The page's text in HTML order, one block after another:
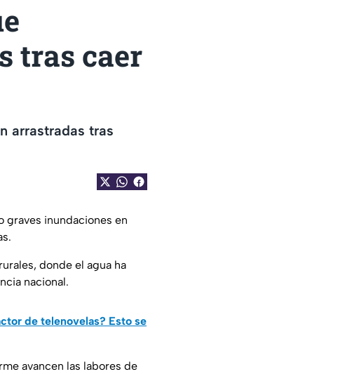
tras caer
arrastradas tras
graves inundaciones en
donde el agua ha
nacional.
de telenovelas? Esto se
avancen las labores de